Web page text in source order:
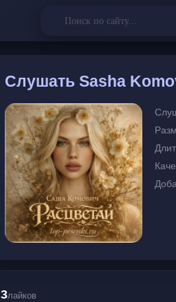
Слушать Sasha
3лайков